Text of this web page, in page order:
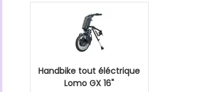
Handbike tout éléctrique
Lomo GX 16"